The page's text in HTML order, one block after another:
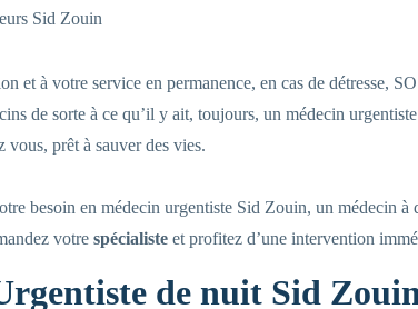
Sid Zouin
et à votre service en permanence, en cas de détresse,
de sorte à ce qu’il y ait, toujours, un médecin
vous, prêt à sauver des vies.
besoin en médecin urgentiste Sid Zouin, un médecin
votre spécialiste et profitez d’une intervention
de nuit Sid